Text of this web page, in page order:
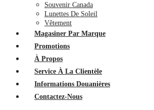
Souvenir Canada
Lunettes De Soleil
Vêtement
Magasiner Par Marque
Promotions
À Propos
Service À La Clientèle
Informations Douanières
Contactez-Nous